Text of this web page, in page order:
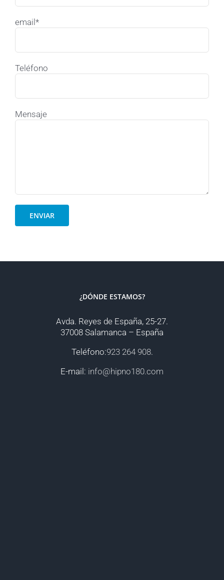
email*
Teléfono
Mensaje
¿DÓNDE ESTAMOS?
Avda. Reyes de España, 25-27.
37008 Salamanca – España
Teléfono:923 264 908.
E-mail: info@hipno180.com